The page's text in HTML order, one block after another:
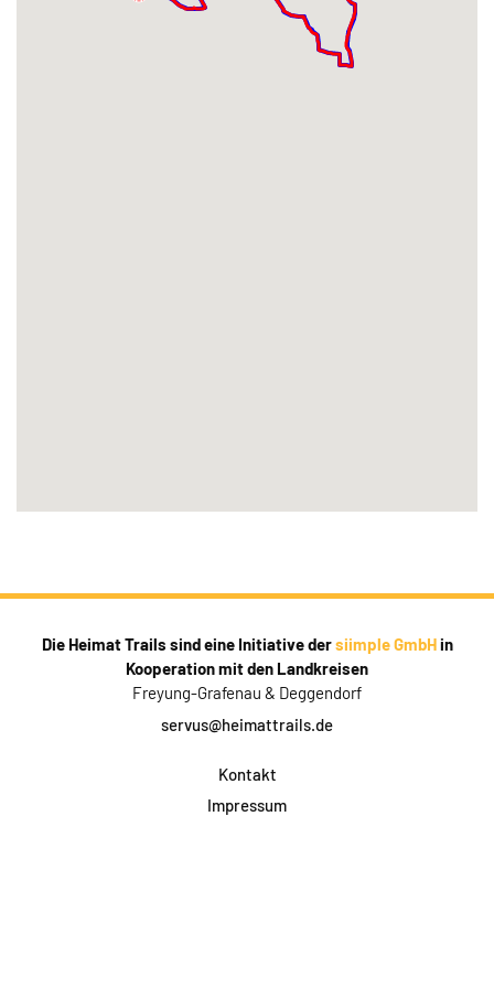
Die Heimat Trails sind eine Initiative dersiimple GmbHin
Kooperation mit den Landkreisen
Freyung-Grafenau & Deggendorf
servus@heimattrails.de
Kontakt
Impressum